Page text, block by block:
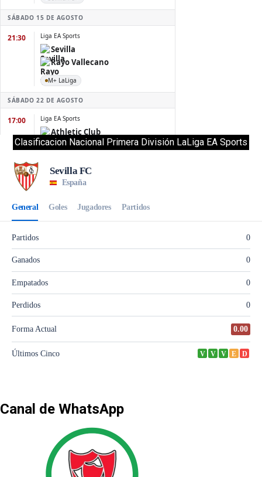
Clasificacion Nacional Primera División LaLiga EA Sports
Canal de WhatsApp